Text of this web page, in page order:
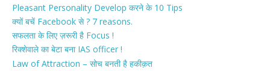
Pleasant Personality Develop करने के 10 Tips
क्यों बचें Facebook से ? 7 reasons.
सफलता के लिए ज़रूरी है Focus !
रिक्शेवाले का बेटा बना IAS officer !
Law of Attraction – सोच बनती है हकीक़त